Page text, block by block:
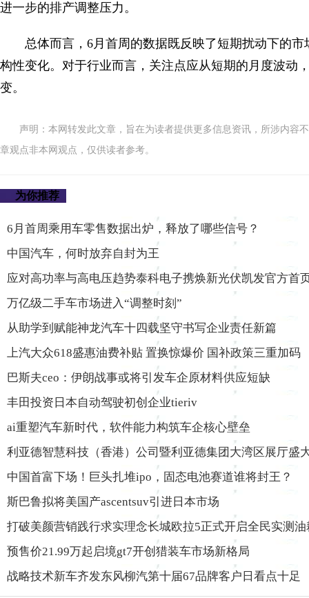
进一步的排产调整压力。
总体而言，6月首周的数据既反映了短期扰动下的
构性变化。对于行业而言，关注点应从短期的月度波动
变。
声明：本网转发此文章，旨在为读者提供更多信息资讯，所涉内容
章观点非本网观点，仅供读者参考。
为你推荐
6月首周乘用车零售数据出炉，释放了哪些信号？
中国汽车，何时放弃自封为王
应对高功率与高电压趋势泰科电子携焕新光伏凯发官方首
万亿级二手车市场进入“调整时刻”
从助学到赋能神龙汽车十四载坚守书写企业责任新篇
上汽大众618盛惠油费补贴 置换惊爆价 国补政策三重加码
巴斯夫ceo：伊朗战事或将引发车企原材料供应短缺
丰田投资日本自动驾驶初创企业tieriv
ai重塑汽车新时代，软件能力构筑车企核心壁垒
利亚德智慧科技（香港）公司暨利亚德集团大湾区展厅盛
中国首富下场！巨头扎堆ipo，固态电池赛道谁将封王？
斯巴鲁拟将美国产ascentsuv引进日本市场
打破美颜营销践行求实理念长城欧拉5正式开启全民实测
预售价21.99万起启境gt7开创猎装车市场新格局
战略技术新车齐发东风柳汽第十届67品牌客户日看点十足